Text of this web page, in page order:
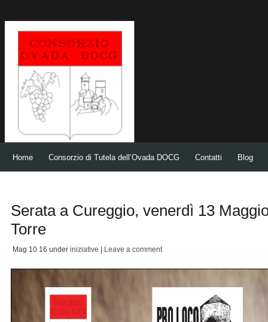
Home Consorzio di Tutela dell’Ovada DOCG Contatti Blog
Serata a Cureggio, venerdì 13
Torre
Mag 10 16 under iniziative | Leave a comment